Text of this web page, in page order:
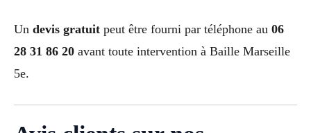
Un devis gratuit peut être fourni par téléphone au 06
28 31 86 20 avant toute intervention à Baille Marseille
5e.